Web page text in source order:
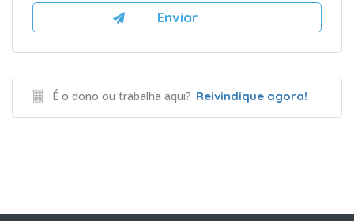
É o dono ou trabalha aqui? Reivindique agora!